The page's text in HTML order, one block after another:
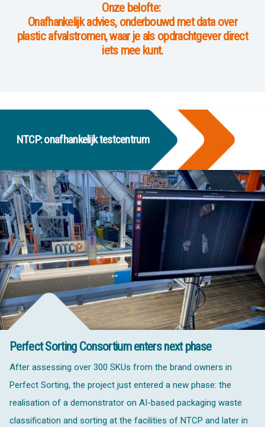
Onze belofte:
Onafhankelijk advies, onderbouwd met data over
plastic afvalstromen, waar je als opdrachtgever direct
iets mee kunt.
NTCP: onafhankelijk testcentrum
Perfect Sorting Consortium enters next phase
After assessing over 300 SKUs from the brand owners in
Perfect Sorting, the project just entered a new phase: the
realisation of a demonstrator on AI-based packaging waste
classification and sorting at the facilities of NTCP and later in